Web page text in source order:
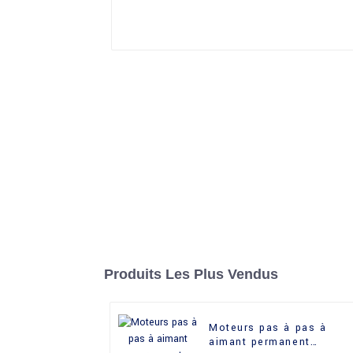
Produits Les Plus Vendus
Moteurs pas à pas à
aimant permanent